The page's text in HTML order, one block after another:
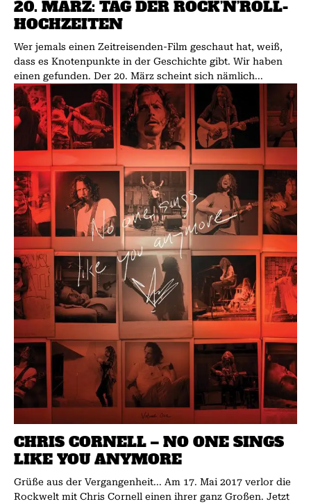
20. MÄRZ: TAG DER ROCK’N’ROLL-
HOCHZEITEN
Wer jemals einen Zeitreisenden-Film geschaut hat, weiß,
dass es Knotenpunkte in der Geschichte gibt. Wir haben
einen gefunden. Der 20. März scheint sich nämlich...
CHRIS CORNELL – NO ONE SINGS
LIKE YOU ANYMORE
Grüße aus der Vergangenheit... Am 17. Mai 2017 verlor die
Rockwelt mit Chris Cornell einen ihrer ganz Großen. Jetzt